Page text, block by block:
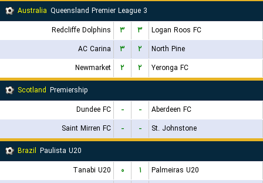
Australia Queensland Premier League 3
Redcliffe Dolphins
۳ ۳
Logan Roos FC
AC Carina
۳ ۲
North Pine
Newmarket
۲ ۲
Yeronga FC
Scotland Premiership
Dundee FC
- -
Aberdeen FC
Saint Mirren FC
- -
St. Johnstone
Brazil Paulista U20
Tanabi U20
۰ ۱
Palmeiras U20